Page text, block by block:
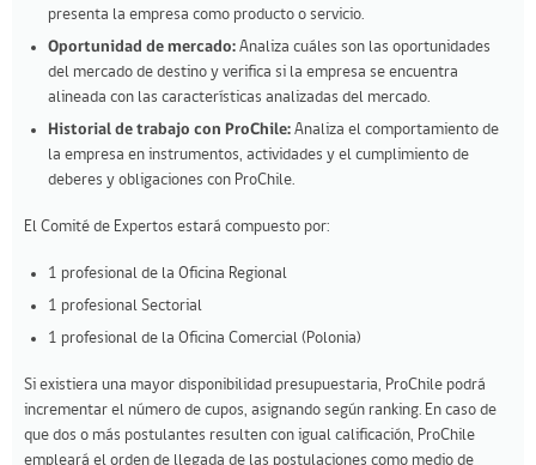
presenta la empresa como producto o servicio.
Oportunidad de mercado: Analiza cuáles son las oportunidades
del mercado de destino y verifica si la empresa se encuentra
alineada con las características analizadas del mercado.
Historial de trabajo con ProChile: Analiza el comportamiento de
la empresa en instrumentos, actividades y el cumplimiento de
deberes y obligaciones con ProChile.
El Comité de Expertos estará compuesto por:
1 profesional de la Oficina Regional
1 profesional Sectorial
1 profesional de la Oficina Comercial (Polonia)
Si existiera una mayor disponibilidad presupuestaria, ProChile podrá
incrementar el número de cupos, asignando según ranking. En caso de
que dos o más postulantes resulten con igual calificación, ProChile
empleará el orden de llegada de las postulaciones como medio de